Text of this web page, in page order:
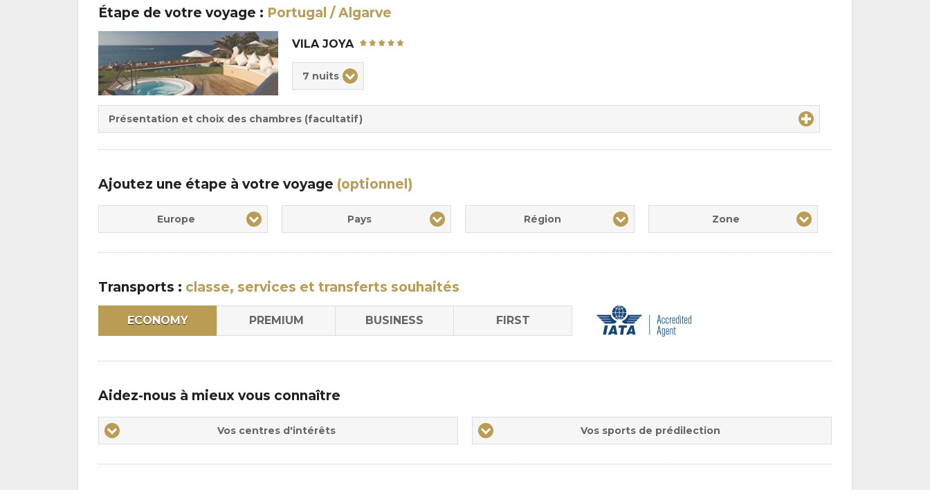
Étape de votre voyage : Portugal / Algarve
VILA JOYA
pension
:
:
7 nuits
Présentation et choix des chambres (facultatif)
Ajoutez une étape à votre voyage (optionnel)
Europe Pays Région Zone
Transports : classe, services et transferts souhaités
ECONOMY PREMIUM BUSINESS FIRST
Aidez-nous à mieux vous connaître
Vos
centres
Vos centres d'intérêts
Vos
sports
Vos sports de prédilection